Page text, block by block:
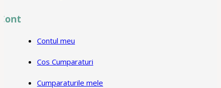
Contul meu
Cos Cumparaturi
Cumparaturile mele